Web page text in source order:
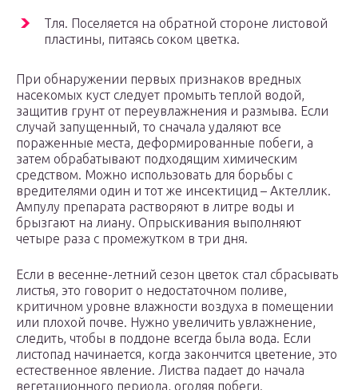
Тля. Поселяется на обратной стороне листовой
пластины, питаясь соком цветка.
При обнаружении первых признаков вредных
насекомых куст следует промыть теплой водой,
защитив грунт от переувлажнения и размыва. Если
случай запущенный, то сначала удаляют все
пораженные места, деформированные побеги, а
затем обрабатывают подходящим химическим
средством. Можно использовать для борьбы с
вредителями один и тот же инсектицид – Актеллик.
Ампулу препарата растворяют в литре воды и
брызгают на лиану. Опрыскивания выполняют
четыре раза с промежутком в три дня.
Если в весенне-летний сезон цветок стал сбрасывать
листья, это говорит о недостаточном поливе,
критичном уровне влажности воздуха в помещении
или плохой почве. Нужно увеличить увлажнение,
следить, чтобы в поддоне всегда была вода. Если
листопад начинается, когда закончится цветение, это
естественное явление. Листва падает до начала
вегетационного периода, оголяя побеги.